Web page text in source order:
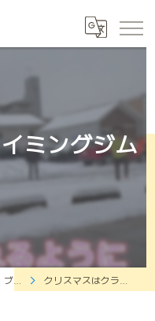
ミングジム
ブログ クリスマスはクライミングジムソ...